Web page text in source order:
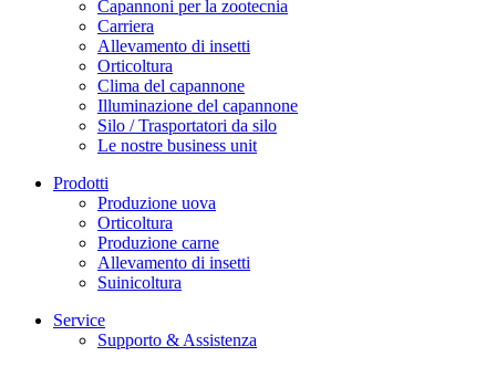
Capannoni per la zootecnia
Carriera
Allevamento di insetti
Orticoltura
Clima del capannone
Illuminazione del capannone
Silo / Trasportatori da silo
Le nostre business unit
Prodotti
Produzione uova
Orticoltura
Produzione carne
Allevamento di insetti
Suinicoltura
Service
Supporto & Assistenza